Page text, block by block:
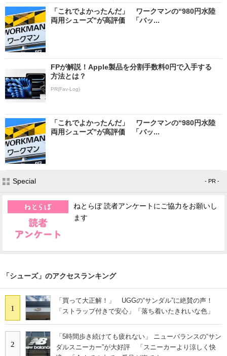
「これでよかったんだ」 ワークマンの“980円水陸
両用シューズ”が高評価 「バッ...
FPが解説！Apple製品を分割手数料0円で入手する
方法とは？
PR(Fav-Log)
「これでよかったんだ」 ワークマンの“980円水陸
両用シューズ”が高評価 「バッ...
Special - PR -
ねとらぼ 読者アンケートにご協力をお願いし
ます
「シューズ」のアクセスランキング
1
「買って大正解！」 UGGの“サンダル”に絶賛の声！
「ストラップ付きで安心」「落ち着いたきれいな色」
2
「5時間歩き続けても疲れない」 ニューバランスの“サン
ダルスニーカー”が大好評 「スニーカーより涼しく快